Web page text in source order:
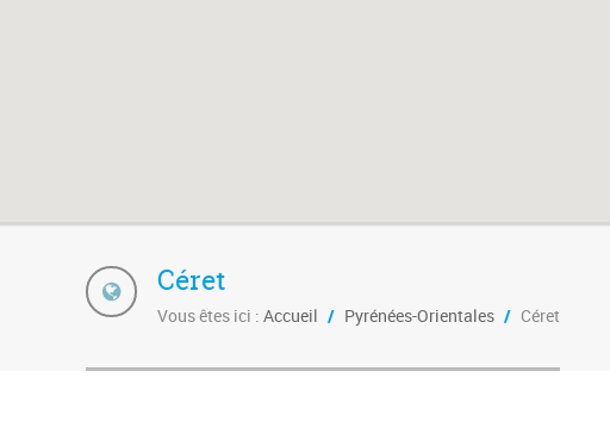
Céret
Vous êtes ici : Accueil / Pyrénées-Orientales / Céret